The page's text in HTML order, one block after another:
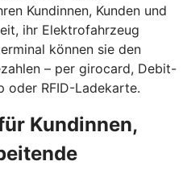
Kundinnen, Kunden und
ihr Elektrofahrzeug
können sie den
– per girocard, Debit-
oder RFID-Ladekarte.
Kundinnen,